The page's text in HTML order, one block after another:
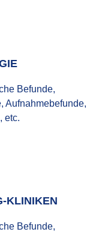
Befunde,
Aufnahmebefunde,
etc.
KLINIKEN
Befunde,